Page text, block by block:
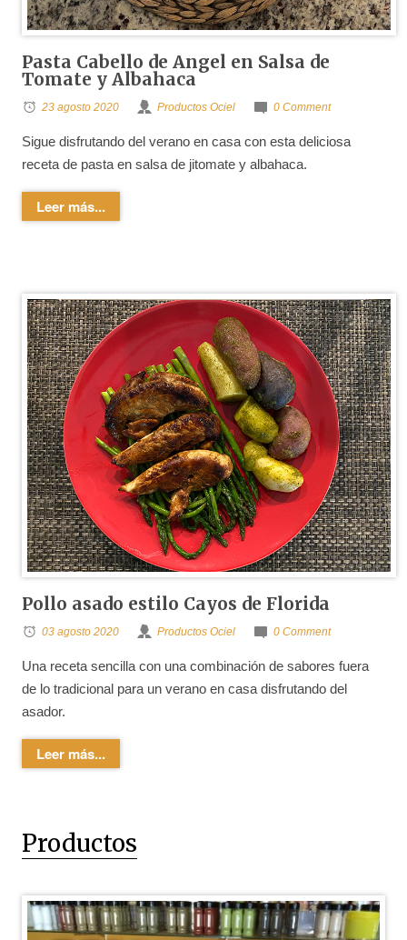
Pasta Cabello de Angel en Salsa de
Tomate y Albahaca
23 agosto 2020 Productos Ociel 0 Comment
Sigue disfrutando del verano en casa con esta deliciosa
receta de pasta en salsa de jitomate y albahaca.
Leer más...
Pollo asado estilo Cayos de Florida
03 agosto 2020 Productos Ociel 0 Comment
Una receta sencilla con una combinación de sabores fuera
de lo tradicional para un verano en casa disfrutando del
asador.
Leer más...
Productos